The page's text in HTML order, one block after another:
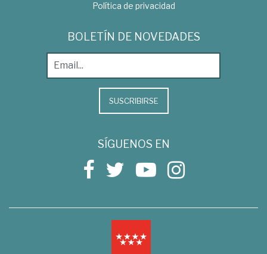
Política de privacidad
BOLETÍN DE NOVEDADES
SUSCRIBIRSE
SÍGUENOS EN